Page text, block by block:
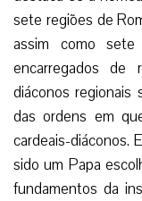
sete regiões de
assim como sete
encarregados de
diáconos regionais
das ordens em
cardeais-diáconos.
sido um Papa
fundamentos da